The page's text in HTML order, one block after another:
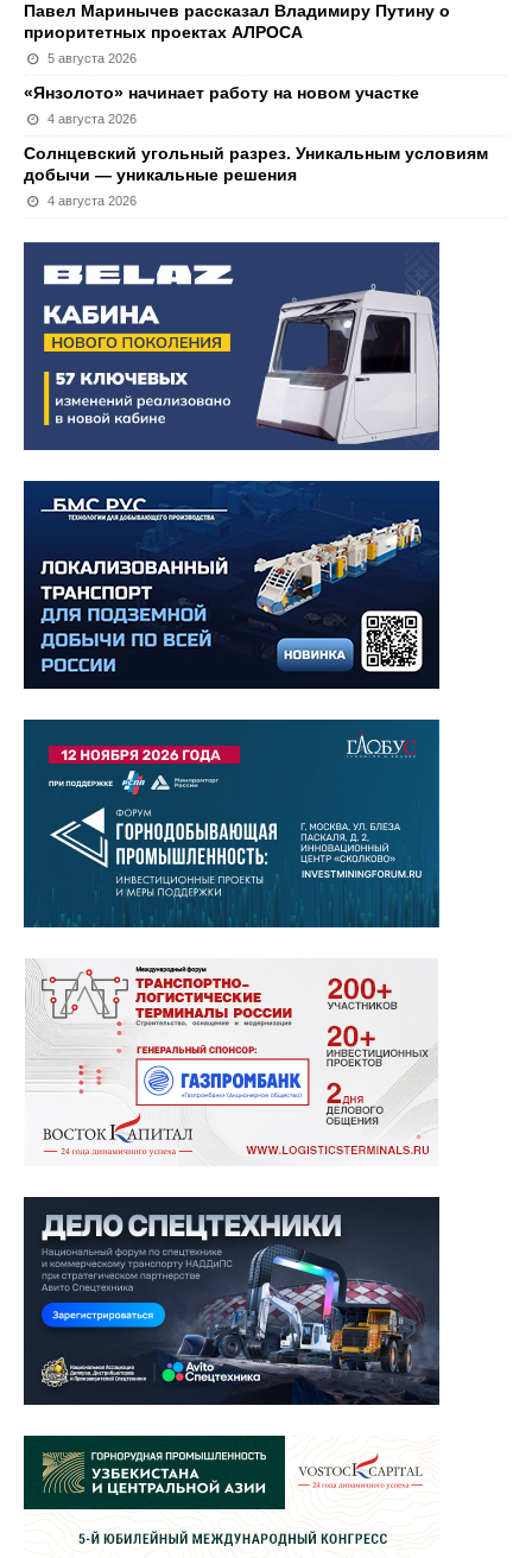
Павел Маринычев рассказал Владимиру Путину о
приоритетных проектах АЛРОСА
5 августа 2026
«Янзолото» начинает работу на новом участке
4 августа 2026
Солнцевский угольный разрез. Уникальным условиям
добычи — уникальные решения
4 августа 2026